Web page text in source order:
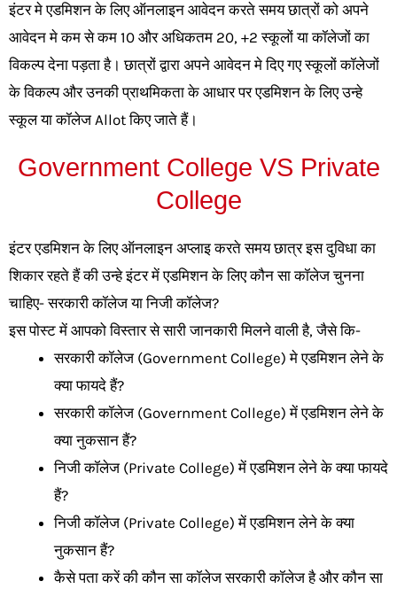
इंटर मे एडमिशन के लिए ऑनलाइन आवेदन करते समय छात्रों को अपने
आवेदन मे कम से कम 10 और अधिकतम 20, +2 स्कूलों या कॉलेजों का
विकल्प देना पड़ता है। छात्रों द्वारा अपने आवेदन मे दिए गए स्कूलों कॉलेजों
के विकल्प और उनकी प्राथमिकता के आधार पर एडमिशन के लिए उन्हे
स्कूल या कॉलेज Allot किए जाते हैं।
Government College VS Private
College
इंटर एडमिशन के लिए ऑनलाइन अप्लाइ करते समय छात्र इस दुविधा का
शिकार रहते हैं की उन्हे इंटर में एडमिशन के लिए कौन सा कॉलेज चुनना
चाहिए- सरकारी कॉलेज या निजी कॉलेज?
इस पोस्ट में आपको विस्तार से सारी जानकारी मिलने वाली है, जैसे कि-
सरकारी कॉलेज (Government College) मे एडमिशन लेने के
क्या फायदे हैं?
सरकारी कॉलेज (Government College) में एडमिशन लेने के
क्या नुकसान हैं?
निजी कॉलेज (Private College) में एडमिशन लेने के क्या फायदे
हैं?
निजी कॉलेज (Private College) में एडमिशन लेने के क्या
नुकसान हैं?
कैसे पता करें की कौन सा कॉलेज सरकारी कॉलेज है और कौन सा